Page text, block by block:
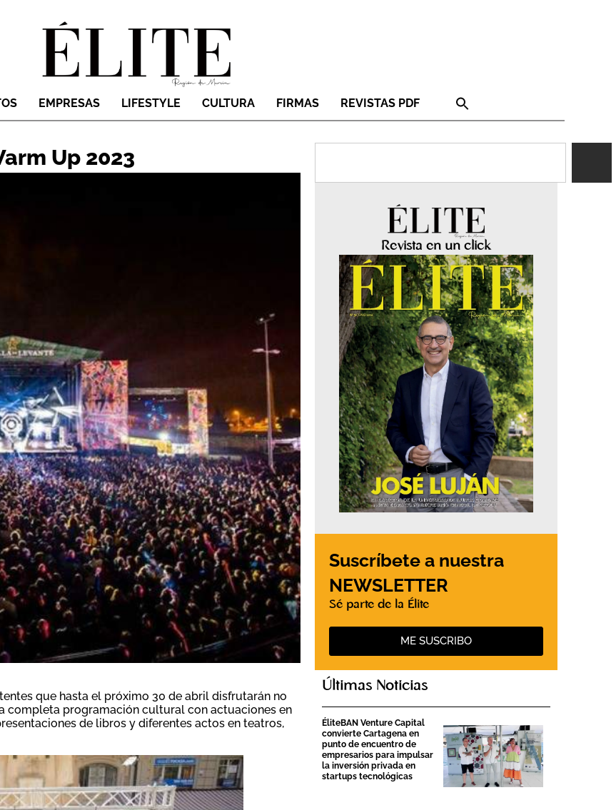
EMPRESAS LIFESTYLE CULTURA FIRMAS REVISTAS PDF
Up 2023
que hasta el próximo 30 de abril disfrutarán no
completa programación cultural con actuaciones en
de libros y diferentes actos en teatros,
Revista en un click
Suscríbete a nuestra
NEWSLETTER
Sé parte de la Élite
ME SUSCRIBO
Últimas Noticias
ÉliteBAN Venture Capital
convierte Cartagena en
punto de encuentro de
empresarios para impulsar
la inversión privada en
startups tecnológicas